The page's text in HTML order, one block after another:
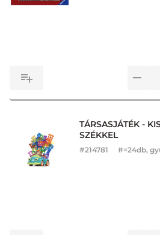
TÁRSASJÁTÉK -
SZÉKKEL
#214781 #=24db,